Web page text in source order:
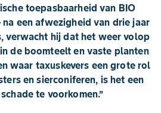
toepasbaarheid van BIO
na een afwezigheid van drie jaar
verwacht hij dat het weer volop
de boomteelt en vaste planten
waar taxuskevers een grote rol
en sierconiferen, is het een
te voorkomen.’’